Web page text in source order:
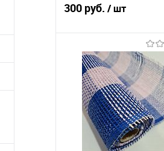
300 руб. / шт
В корзину
Купить в 1 клик
В избранное
В